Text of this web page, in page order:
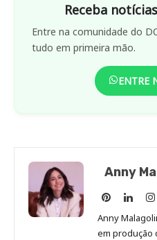
Receba
Entre na comunidade do
tudo em primeira mão.
ENTRE
Anny
Anny
no
Anny
no
Anny
em produção